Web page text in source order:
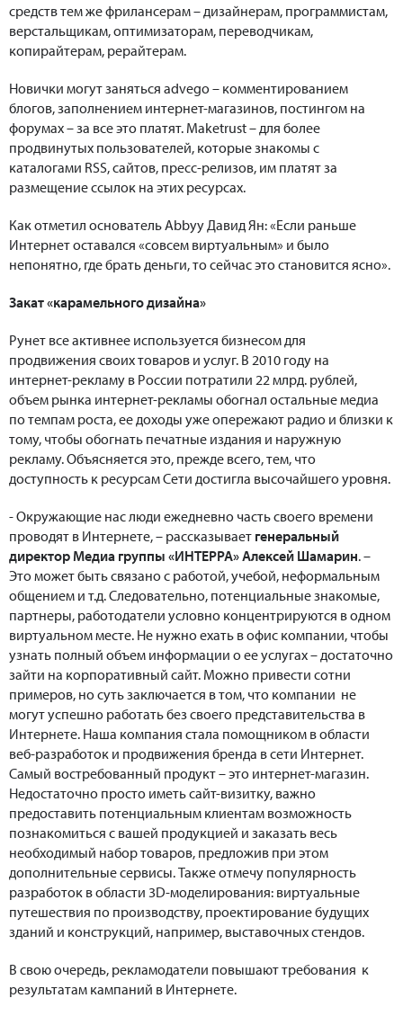
средств тем же фрилансерам – дизайнерам, программистам,
верстальщикам, оптимизаторам, переводчикам,
копирайтерам, рерайтерам.
Новички могут заняться advego – комментированием
блогов, заполнением интернет-магазинов, постингом на
форумах – за все это платят. Maketrust – для более
продвинутых пользователей, которые знакомы с
каталогами RSS, сайтов, пресс-релизов, им платят за
размещение ссылок на этих ресурсах.
Как отметил основатель Abbyy Давид Ян: «Если раньше
Интернет оставался «совсем виртуальным» и было
непонятно, где брать деньги, то сейчас это становится ясно».
Закат «карамельного дизайна»
Рунет все активнее используется бизнесом для
продвижения своих товаров и услуг. В 2010 году на
интернет-рекламу в России потратили 22 млрд. рублей,
объем рынка интернет-рекламы обогнал остальные медиа
по темпам роста, ее доходы уже опережают радио и близки к
тому, чтобы обогнать печатные издания и наружную
рекламу. Объясняется это, прежде всего, тем, что
доступность к ресурсам Сети достигла высочайшего уровня.
- Окружающие нас люди ежедневно часть своего времени
проводят в Интернете, – рассказывает генеральный
директор Медиа группы «ИНТЕРРА» Алексей Шамарин. –
Это может быть связано с работой, учебой, неформальным
общением и т.д. Следовательно, потенциальные знакомые,
партнеры, работодатели условно концентрируются в одном
виртуальном месте. Не нужно ехать в офис компании, чтобы
узнать полный объем информации о ее услугах – достаточно
зайти на корпоративный сайт. Можно привести сотни
примеров, но суть заключается в том, что компании не
могут успешно работать без своего представительства в
Интернете. Наша компания стала помощником в области
веб-разработок и продвижения бренда в сети Интернет.
Самый востребованный продукт – это интернет-магазин.
Недостаточно просто иметь сайт-визитку, важно
предоставить потенциальным клиентам возможность
познакомиться с вашей продукцией и заказать весь
необходимый набор товаров, предложив при этом
дополнительные сервисы. Также отмечу популярность
разработок в области 3D-моделирования: виртуальные
путешествия по производству, проектирование будущих
зданий и конструкций, например, выставочных стендов.
В свою очередь, рекламодатели повышают требования к
результатам кампаний в Интернете.